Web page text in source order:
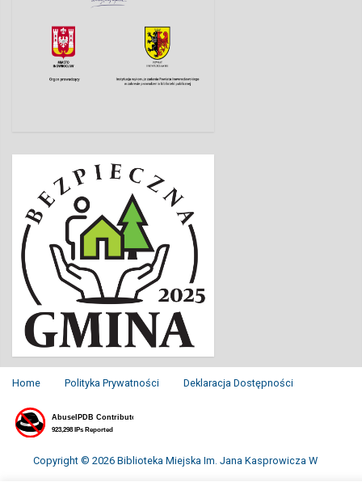
Home Polityka Prywatności Deklaracja Dostępności
Copyright © 2026 Biblioteka Miejska Im. Jana Kasprowicza W